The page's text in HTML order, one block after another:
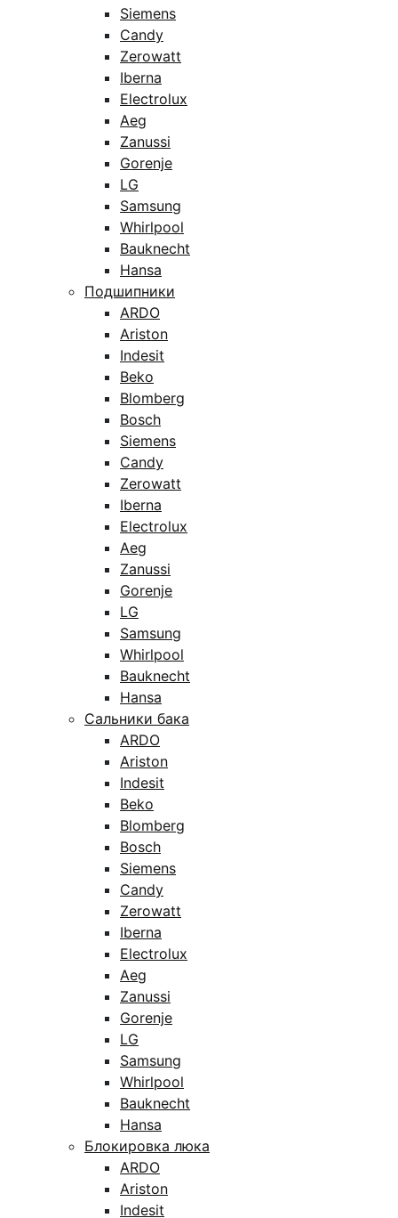
Siemens
Candy
Zerowatt
Iberna
Electrolux
Aeg
Zanussi
Gorenje
LG
Samsung
Whirlpool
Bauknecht
Hansa
Подшипники
ARDO
Ariston
Indesit
Beko
Blomberg
Bosch
Siemens
Candy
Zerowatt
Iberna
Electrolux
Aeg
Zanussi
Gorenje
LG
Samsung
Whirlpool
Bauknecht
Hansa
Сальники бака
ARDO
Ariston
Indesit
Beko
Blomberg
Bosch
Siemens
Candy
Zerowatt
Iberna
Electrolux
Aeg
Zanussi
Gorenje
LG
Samsung
Whirlpool
Bauknecht
Hansa
Блокировка люка
ARDO
Ariston
Indesit